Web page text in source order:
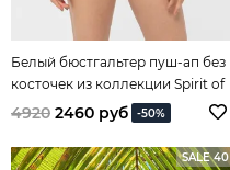
Белый бюстгальтер пуш-ап без
косточек из коллекции Spirit of
Colours
4920 2460 руб -50%
SALE 40